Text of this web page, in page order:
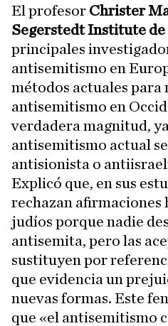
El profesor Christer
Segerstedt Institute de
principales
antisemitismo en
métodos actuales para
antisemitismo en
verdadera magnitud,
antisemitismo actual
antisionista o
Explicó que, en sus
rechazan afirmaciones
judíos porque nadie
antisemita, pero las
sustituyen por
que evidencia un
nuevas formas. Este
que «el antisemitismo